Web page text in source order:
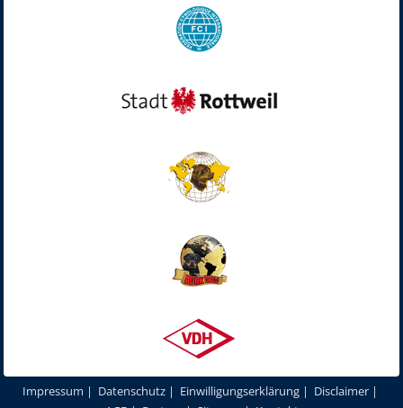
Impressum | Datenschutz | Einwilligungserklärung | Disclaimer |